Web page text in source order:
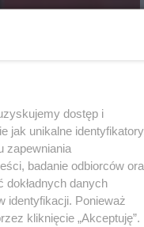
dostęp i
jak unikalne
zapewniania
badanie odbiorców
dokładnych danych
identyfikacji. Ponieważ
kliknięcie „Akceptuję”.